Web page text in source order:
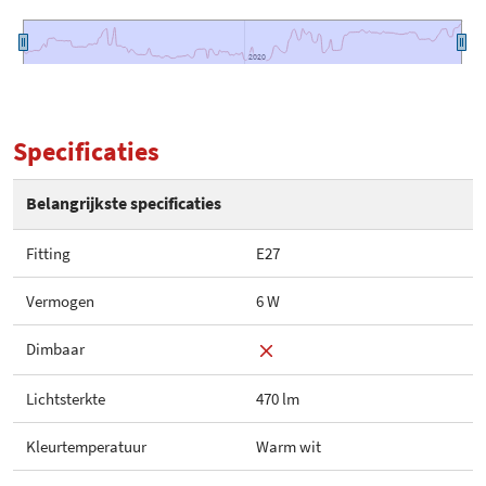
2020
2020
Specificaties
Belangrijkste specificaties
Fitting E27
Vermogen 6 W
Dimbaar
Lichtsterkte 470 lm
Kleurtemperatuur Warm wit